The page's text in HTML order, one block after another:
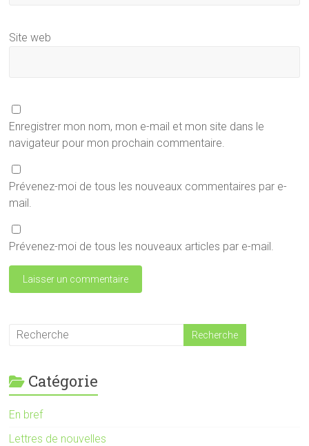
Site web
Enregistrer mon nom, mon e-mail et mon site dans le
navigateur pour mon prochain commentaire.
Prévenez-moi de tous les nouveaux commentaires par e-
mail.
Prévenez-moi de tous les nouveaux articles par e-mail.
Catégorie
En bref
Lettres de nouvelles